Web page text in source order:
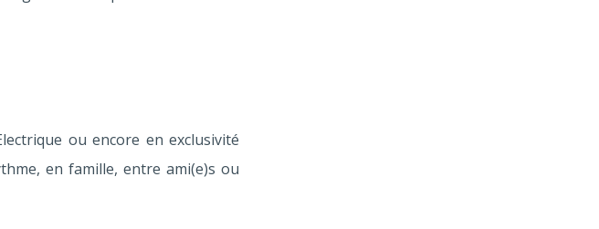
ou encore en exclusivité
en famille, entre ami(e)s ou